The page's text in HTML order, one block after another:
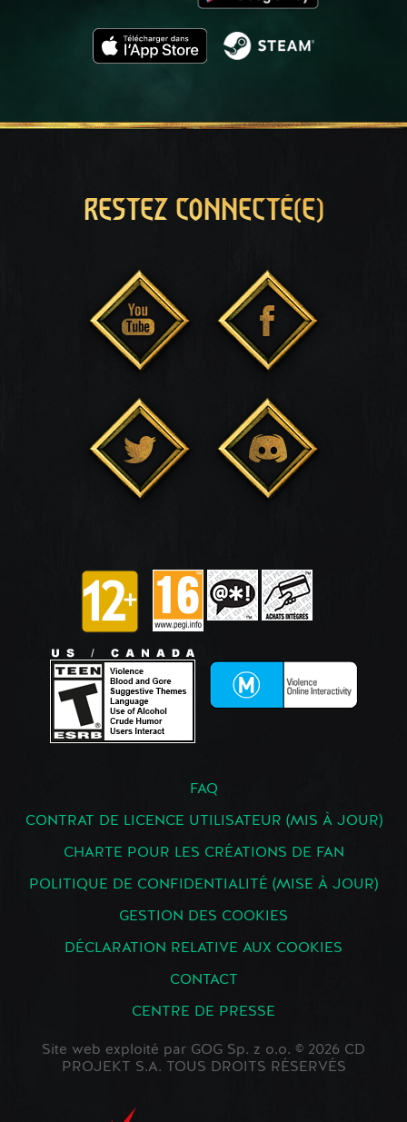
RESTEZ CONNECTÉ(E)
FAQ
CONTRAT DE LICENCE UTILISATEUR (MIS À JOUR)
CHARTE POUR LES CRÉATIONS DE FAN
POLITIQUE DE CONFIDENTIALITÉ (MISE À JOUR)
GESTION DES COOKIES
DÉCLARATION RELATIVE AUX COOKIES
CONTACT
CENTRE DE PRESSE
Site web exploité par GOG Sp. z o.o. © 2026 CD
PROJEKT S.A. TOUS DROITS RÉSERVÉS